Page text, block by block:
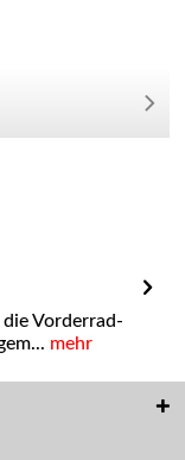
Vorderrad-
mehr